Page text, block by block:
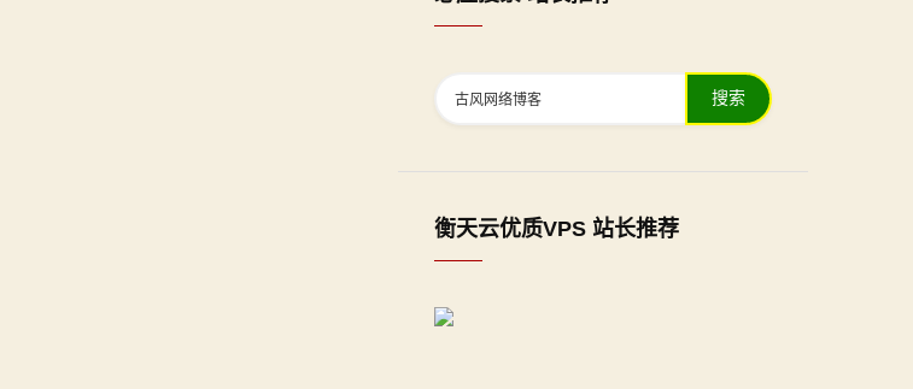
搜索
衡天云优质VPS 站长推荐